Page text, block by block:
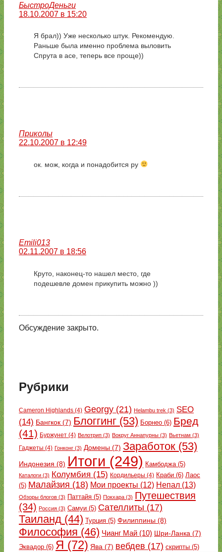
БыстроДеньги
18.10.2007 в 15:20
Я брал)) Уже несколько штук. Рекомендую.
Раньше была именно проблема выловить
Спрута в асе, теперь все проще))
Приколы
22.10.2007 в 12:49
ок. мож, когда и понадобится ру
Emili013
02.11.2007 в 18:56
Круто, наконец-то нашел место, где
подешевле домен прикупить можно ))
Обсуждение закрыто.
Рубрики
Cameron Highlands (4) Georgy (21) Helambu trek (3) SEO
(14) Бангкок (7) Блоггинг (53) Борнео (6) Бред
(41) Буржунет (4) Велотрип (3) Вокруг Аннапурны (3) Вьетнам (3)
Гаджеты (4) Гонконг (3) Домены (7) Заработок (53)
Индонезия (8) Итоги (249) Камбоджа (5)
Каталоги (3) Колумбия (15) Кордильеры (4) Краби (6) Лаос
(5) Малайзия (18) Мои проекты (12) Непал (13)
Обзоры блогов (3) Паттайя (5) Покхара (3) Путешествия
(34) Россия (3) Самуи (5) Сателлиты (17)
Таиланд (44) Турция (5) Филиппины (8)
Философия (46) Чианг Май (10) Шри-Ланка (7)
Эквадор (6) Я (72) Ява (7) вебдев (17) скрипты (5)